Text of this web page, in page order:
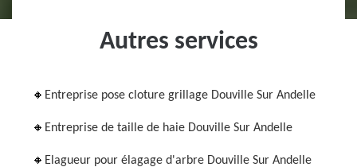
Autres services
Entreprise pose cloture grillage Douville Sur Andelle
Entreprise de taille de haie Douville Sur Andelle
Elagueur pour élagage d'arbre Douville Sur Andelle